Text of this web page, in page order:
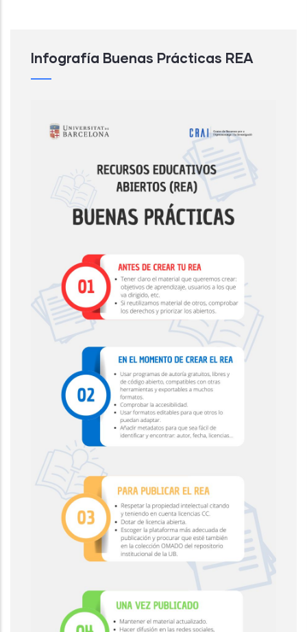
Infografía Buenas Prácticas REA